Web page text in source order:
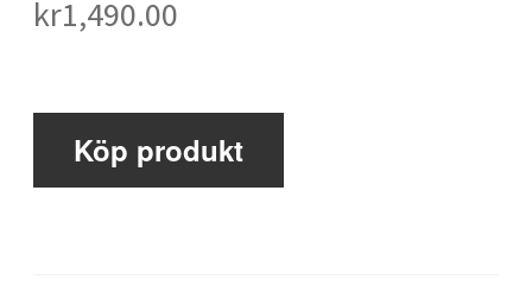
Mitt konto
kr1,490.00
Köp produkt